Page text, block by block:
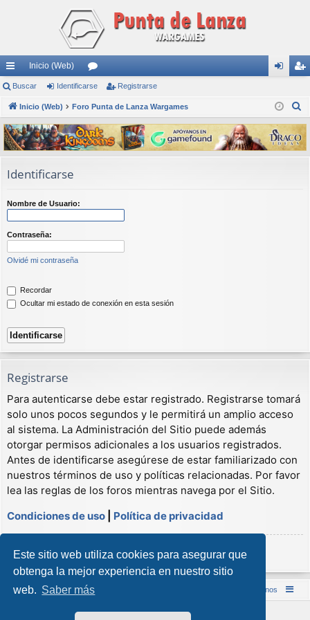
Este sitio web utiliza cookies para asegurar que
obtenga la mejor experiencia en nuestro sitio
web. Saber más
nl
ac
es
rá
pi
s
Inicio (Web)
or
os nti
fic
ar
ist
ra
rs
Buscar Identificarse Registrarse
Inicio (Web) Foro Punta de Lanza Wargames
s
c
Identificarse
Nombre de Usuario:
Contraseña:
Olvidé mi contraseña
Recordar
Ocultar mi estado de conexión en esta sesión
Registrarse
Para autenticarse debe estar registrado. Registrarse tomará
solo unos pocos segundos y le permitirá un amplio acceso
al sistema. La Administración del Sitio puede además
otorgar permisos adicionales a los usuarios registrados.
Antes de identificarse asegúrese de estar familiarizado con
nuestros términos de uso y políticas relacionadas. Por favor
lea las reglas de los foros mientras navega por el Sitio.
Condiciones de uso
Política de privacidad
Registrarse
Inicio (Web) Foro Punta de Lanza Wargames Contáctenos
Desarrollado porphpBB® Forum Software © phpBB Limited